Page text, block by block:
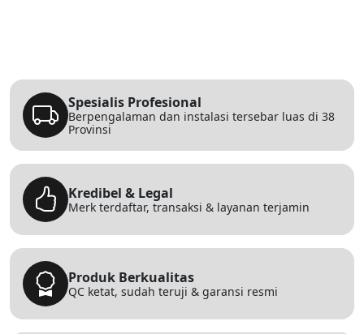
Spesialis Profesional
Berpengalaman dan instalasi tersebar luas di 38
Provinsi
Kredibel & Legal
Merk terdaftar, transaksi & layanan terjamin
Produk Berkualitas
QC ketat, sudah teruji & garansi resmi